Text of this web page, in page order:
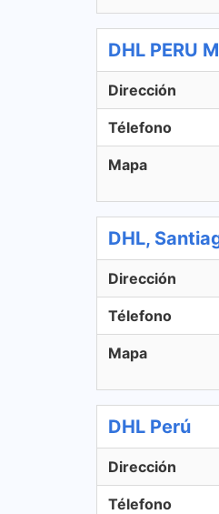
DHL PERU
Dirección
Télefono
Mapa
DHL,
Dirección
Télefono
Mapa
DHL Perú
Dirección
Télefono